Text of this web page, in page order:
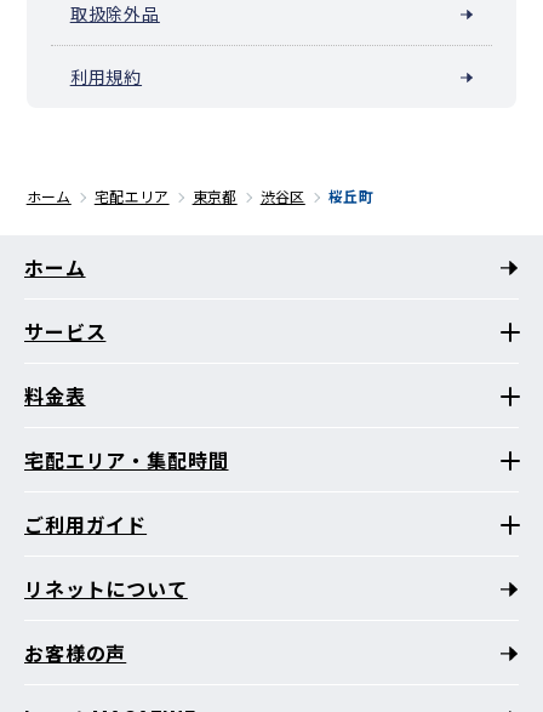
取扱除外品
利用規約
ホーム 宅配エリア 東京都 渋谷区 桜丘町
ホーム
サービス
料金表
宅配エリア・集配時間
ご利用ガイド
リネットについて
お客様の声